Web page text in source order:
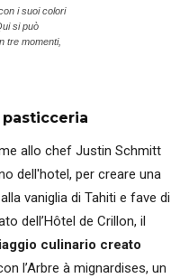
i suoi colori
si può
tre momenti,
allo chef Justin Schmitt
dell'hotel, per creare una
vaniglia di Tahiti e fave di
dell’Hôtel de Crillon, il
culinario creato
l’Arbre à mignardises, un